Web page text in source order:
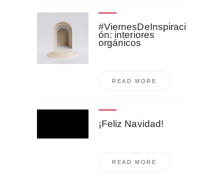
#ViernesDeInspiraci
ón: interiores
orgánicos
READ MORE
¡Feliz Navidad!
READ MORE